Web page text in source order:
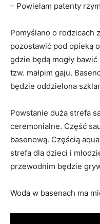
– Powielam patenty
Pomyślano o rodzicach
pozostawić pod opieką
gdzie będą mogły
tzw. małpim gaju.
będzie oddzielona
Powstanie duża strefa
ceremonialne. Część
basenową. Częścią
strefa dla dzieci i
przewodnim będzie
Woda w basenach ma